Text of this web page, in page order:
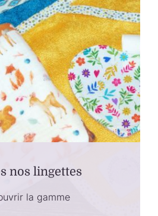
nos lingettes
la gamme